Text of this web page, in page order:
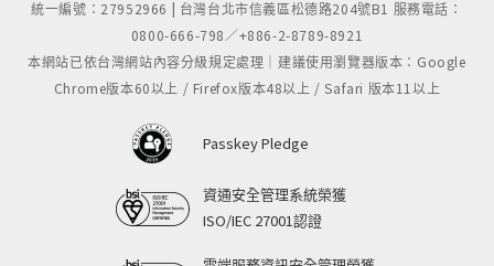
統一編號：27952966 | 台灣台北市信義區松德路204號B1 服務電話：
0800-666-798／+886-2-8789-8921
本網站已依台灣網站內容分級規定處理｜建議使用瀏覽器版本：Google
Chrome版本60以上 / Firefox版本48以上 / Safari 版本11以上
Passkey Pledge
資通安全管理系統榮獲
ISO/IEC 27001認證